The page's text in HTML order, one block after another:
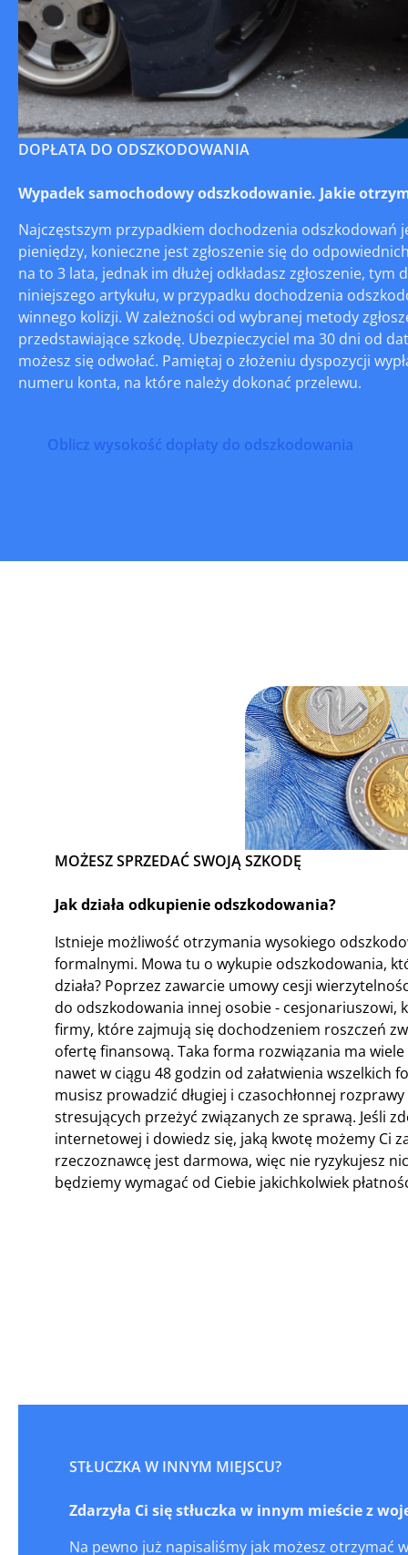
DOPŁATA DO ODSZKODOWANIA
Wypadek samochodowy odszkodowanie. Jakie
Najczęstszym przypadkiem dochodzenia odszkodowań
pieniędzy, konieczne jest zgłoszenie się do
na to 3 lata, jednak im dłużej odkładasz zgłoszenie, tym
niniejszego artykułu, w przypadku dochodzenia
winnego kolizji. W zależności od wybranej metody
przedstawiające szkodę. Ubezpieczyciel ma 30 dni od
możesz się odwołać. Pamiętaj o złożeniu dyspozycji
numeru konta, na które należy dokonać przelewu.
Oblicz wysokość dopłaty do odszkodowania
MOŻESZ SPRZEDAĆ SWOJĄ SZKODĘ
Jak działa odkupienie odszkodowania?
Istnieje możliwość otrzymania wysokiego
formalnymi. Mowa tu o wykupie odszkodowania,
działa? Poprzez zawarcie umowy cesji
do odszkodowania innej osobie - cesjonariuszowi,
firmy, które zajmują się dochodzeniem roszczeń
ofertę finansową. Taka forma rozwiązania ma
nawet w ciągu 48 godzin od załatwienia
musisz prowadzić długiej i czasochłonnej
stresujących przeżyć związanych ze sprawą. Jeśli
internetowej i dowiedz się, jaką kwotę możemy Ci
rzeczoznawcę jest darmowa, więc nie ryzykujesz
będziemy wymagać od Ciebie jakichkolwiek
STŁUCZKA W INNYM MIEJSCU?
Zdarzyła Ci się stłuczka w innym mieście z
Na pewno już napisaliśmy jak możesz otrzymać